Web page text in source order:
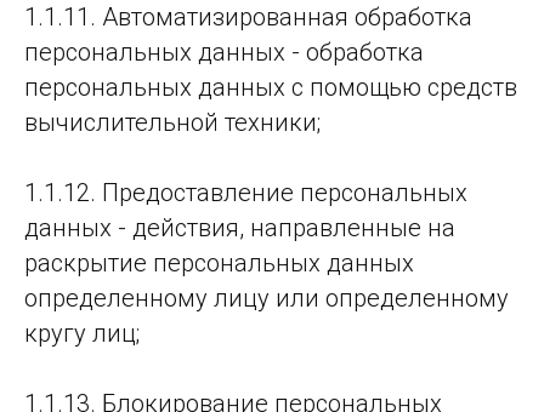
1.1.11. Автоматизированная обработка
персональных данных - обработка
персональных данных с помощью средств
вычислительной техники;
1.1.12. Предоставление персональных
данных - действия, направленные на
раскрытие персональных данных
определенному лицу или определенному
кругу лиц;
1.1.13. Блокирование персональных